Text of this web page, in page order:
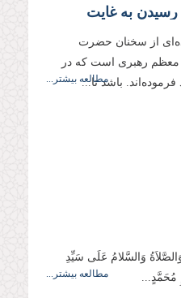
به غایت
از سخنان حضرت
معظم رهبری است كه در
مطالعه بیشتر...
وَالسَّلامُ عَلَی سَیِّدِ
مُحَمَّدٍ...
مطالعه بیشتر...